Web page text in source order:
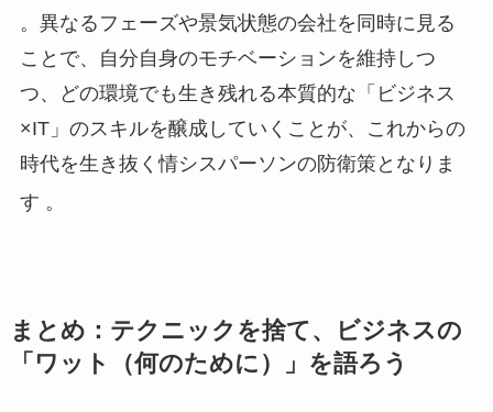
。異なるフェーズや景気状態の会社を同時に見る
ことで、自分自身のモチベーションを維持しつ
つ、どの環境でも生き残れる本質的な「ビジネス
×IT」のスキルを醸成していくことが、これからの
時代を生き抜く情シスパーソンの防衛策となりま
す 。
まとめ：テクニックを捨て、ビジネスの
「ワット（何のために）」を語ろう